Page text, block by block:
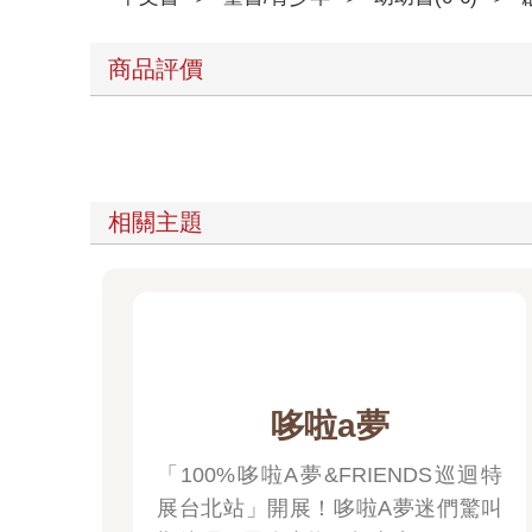
商品評價
相關主題
哆啦a夢
「100%哆啦A夢&FRIENDS巡迴特
展台北站」開展！哆啦A夢迷們驚叫